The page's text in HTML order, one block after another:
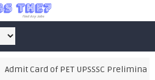
Admit Card of PET UPSSSC